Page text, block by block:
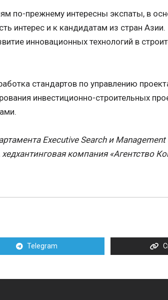
по-прежнему интересны экспаты, в
интерес и к кандидатам из стран Азии.
инновационных технологий в
стандартов по управлению
инвестиционно-строительных
Executive Search и
компания «Агентство
Telegram